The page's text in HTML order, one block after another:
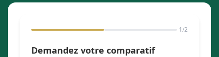
1/2
Demandez votre comparatif